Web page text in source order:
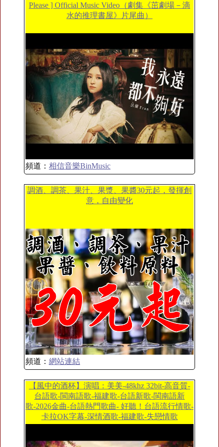
Please ] Official Music Video（劇集《茁劇場－滴
水的推理書屋》片尾曲）
頻道： 相信音樂BinMusic
調酒、調茶、果汁、果漿、果醬30元起，發揮創
意，自由變化
頻道： 網站連結
【風中的酒杯】演唱：美美-48khz 32bit-高音質-
台語歌-閩南語歌-福建歌-台語新歌-閩南語新
歌-2026金曲-台語熱門歌曲- 好聽！台語流行情歌-
卡拉OK字幕-深情酒歌-福建歌-失戀情歌